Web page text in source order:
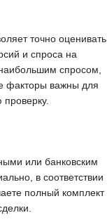
точно оценивать
и спроса на
спросом,
факторы важны для
или банковским
в соответствии
полный комплект